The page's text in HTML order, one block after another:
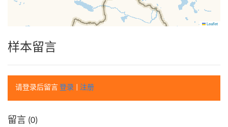
Leaflet
样本留言
请登录后留言 登录 注册
留言 (0)